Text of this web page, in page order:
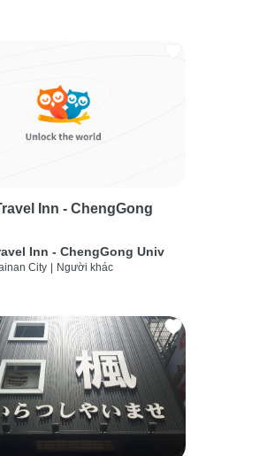
Inn - ChengGong
Inn - ChengGong Univ
City Người khác